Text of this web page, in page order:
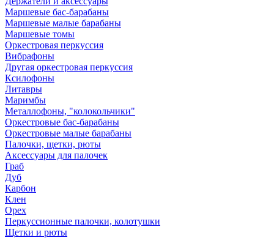
Маршевые бас-барабаны
Маршевые малые барабаны
Маршевые томы
Оркестровая перкуссия
Вибрафоны
Другая оркестровая перкуссия
Ксилофоны
Литавры
Маримбы
Металлофоны, "колокольчики"
Оркестровые бас-барабаны
Оркестровые малые барабаны
Палочки, щетки, рюты
Аксессуары для палочек
Граб
Дуб
Карбон
Клен
Орех
Перкуссионные палочки, колотушки
Щетки и рюты